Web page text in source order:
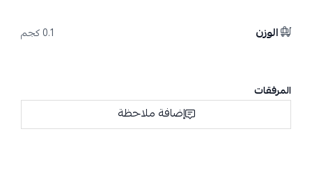
الوزن 0.1 كجم
المرفقات
إضافة ملاحظة